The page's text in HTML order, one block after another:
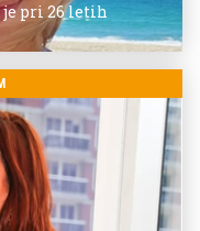
pri 26 letih